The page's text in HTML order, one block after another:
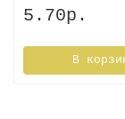
5.70р.
В